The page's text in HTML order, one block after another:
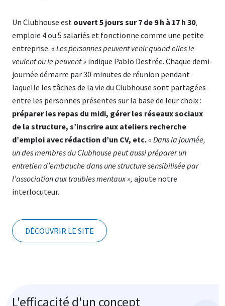
Un Clubhouse est ouvert 5 jours sur 7 de 9 h à 17 h 30‚
emploie 4 ou 5 salariés et fonctionne comme une petite
entreprise. « Les personnes peuvent venir quand elles le
veulent ou le peuvent » indique Pablo Destrée. Chaque demi-
journée démarre par 30 minutes de réunion pendant
laquelle les tâches de la vie du Clubhouse sont partagées
entre les personnes présentes sur la base de leur choix :
préparer les repas du midi, gérer les réseaux sociaux
de la structure, s’inscrire aux ateliers recherche
d’emploi avec rédaction d’un CV, etc.« Dans la journée,
un des membres du Clubhouse peut aussi préparer un
entretien d’embauche dans une structure sensibilisée par
l’association aux troubles mentaux », ajoute notre
interlocuteur.
DÉCOUVRIR LE SITE
L'efficacité d'un concept